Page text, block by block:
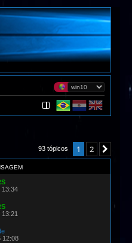
93 tópicos 1 2
13:34
12:08